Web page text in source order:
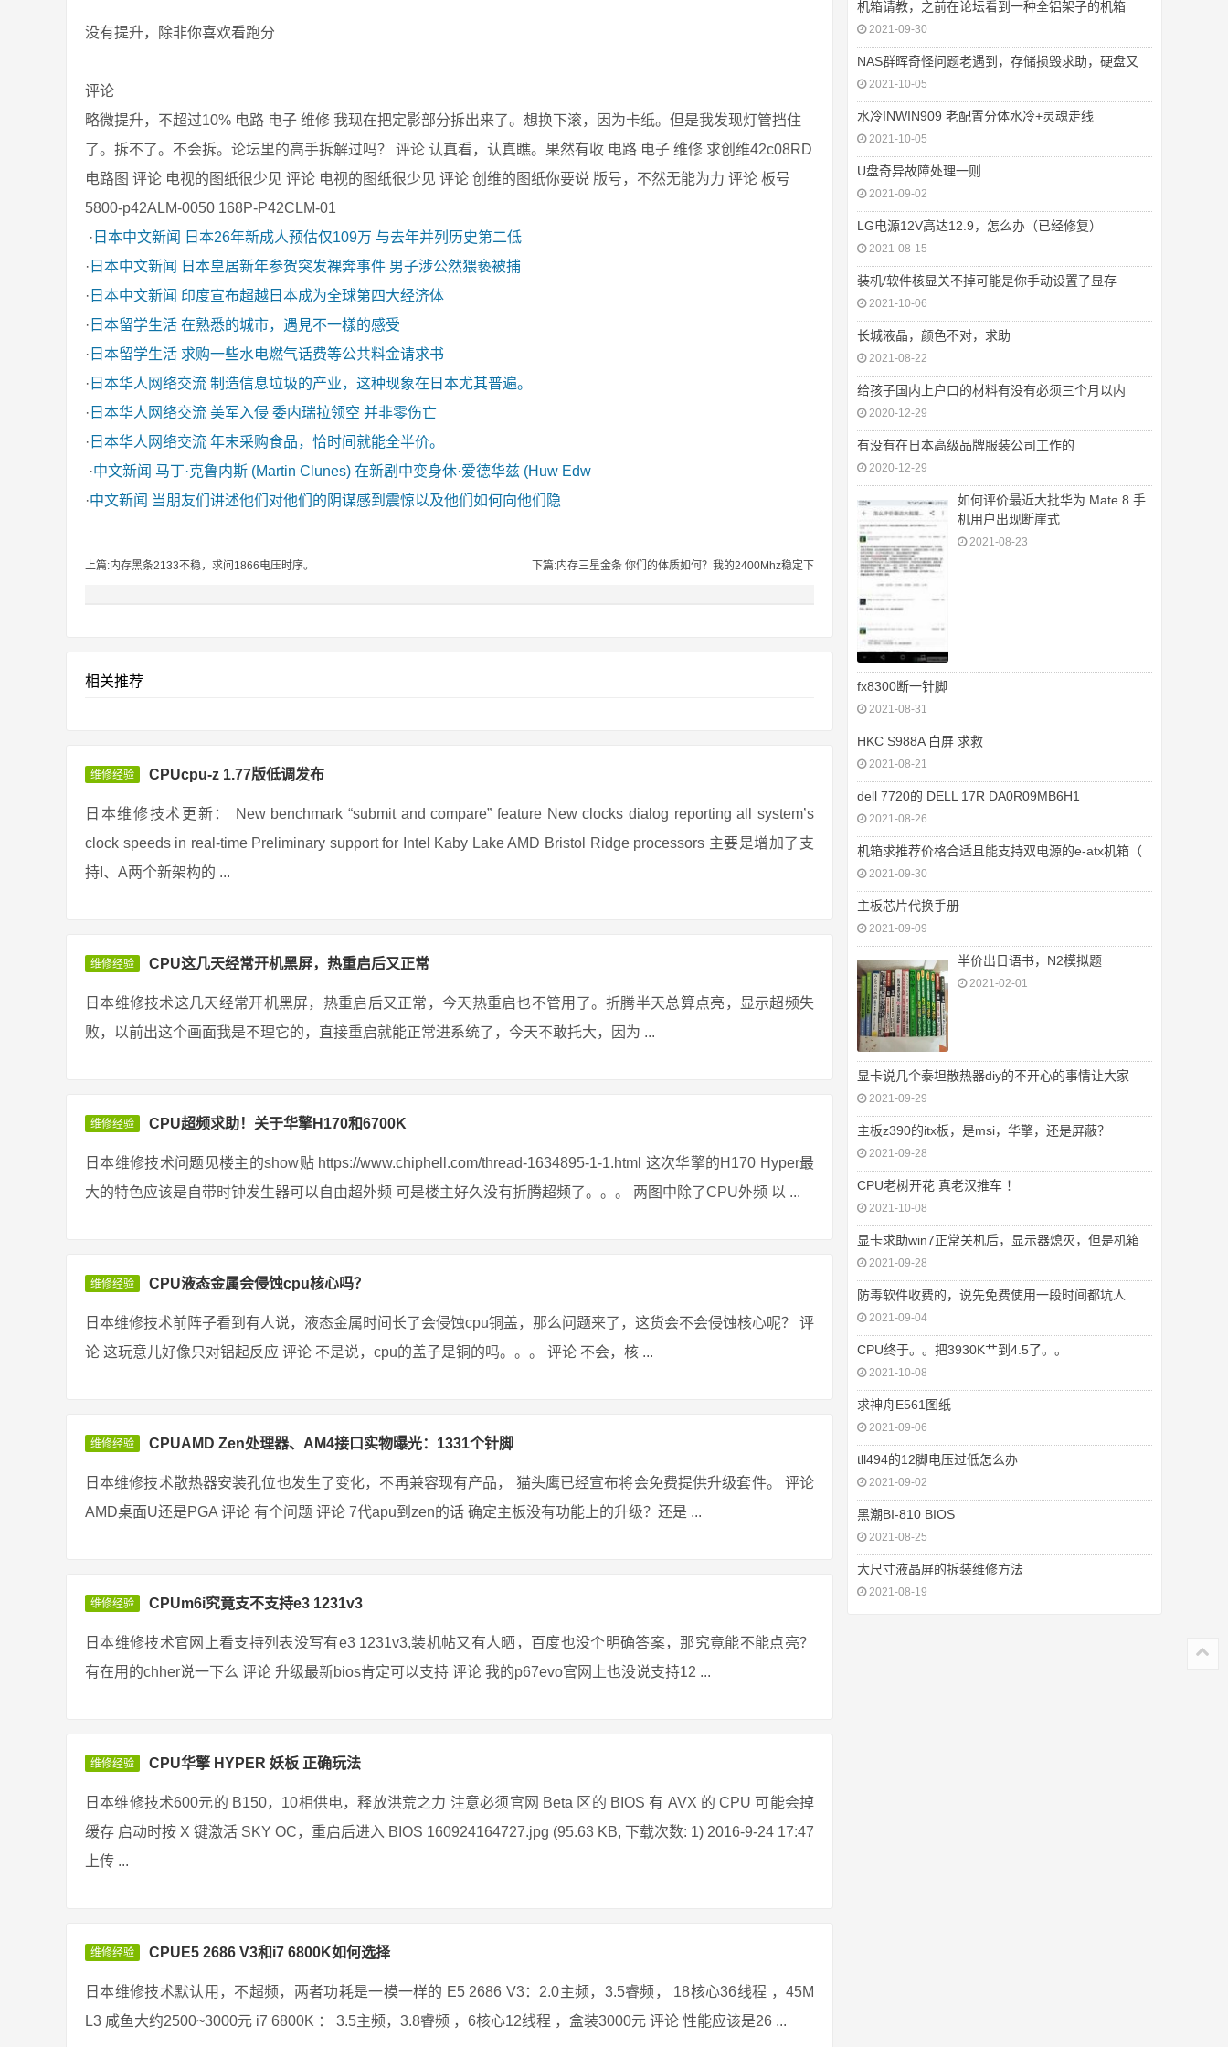
没有提升，除非你喜欢看跑分
评论
略微提升，不超过10% 电路 电子 维修 我现在把定影部分拆出来了。想换下滚，因为卡纸。但是我发现灯管挡住
了。拆不了。不会拆。论坛里的高手拆解过吗？ 评论 认真看，认真瞧。果然有收 电路 电子 维修 求创维42c08RD
电路图 评论 电视的图纸很少见 评论 电视的图纸很少见 评论 创维的图纸你要说 版号，不然无能为力 评论 板号
5800-p42ALM-0050 168P-P42CLM-01
· 日本中文新闻
日本26年新成人预估仅109万 与去年并列历史第二低
· 日本中文新闻
日本皇居新年参贺突发裸奔事件 男子涉公然猥亵被捕
· 日本中文新闻 印度宣布超越日本成为全球第四大经济体
· 日本留学生活 在熟悉的城市，遇見不一樣的感受
· 日本留学生活 求购一些水电燃气话费等公共料金请求书
· 日本华人网络交流 制造信息垃圾的产业，这种现象在日本尤其普遍。
· 日本华人网络交流 美军入侵 委内瑞拉领空 并非零伤亡
· 日本华人网络交流 年末采购食品，恰时间就能全半价。
·中文新闻 马丁·克鲁内斯 (Martin Clunes) 在新剧中变身休·爱德华兹 (Huw Edw
·中文新闻 当朋友们讲述他们对他们的阴谋感到震惊以及他们如何向他们隐
上篇:内存黑条2133不稳，求问1866电压时序。 下篇:内存三星金条 你们的体质如何？我的2400Mhz稳定下
相关推荐
维修经验 CPUcpu-z 1.77版低调发布
日本维修技术更新： New benchmark “submit and compare” feature New clocks dialog reporting all system’s
clock speeds in real-time Preliminary support for Intel Kaby Lake AMD Bristol Ridge processors 主要是增加了支
持I、A两个新架构的 ...
维修经验 CPU这几天经常开机黑屏，热重启后又正常
日本维修技术这几天经常开机黑屏，热重启后又正常，今天热重启也不管用了。折腾半天总算点亮，显示超频失
败，以前出这个画面我是不理它的，直接重启就能正常进系统了，今天不敢托大，因为 ...
维修经验 CPU超频求助！关于华擎H170和6700K
日本维修技术问题见楼主的show贴 https://www.chiphell.com/thread-1634895-1-1.html 这次华擎的H170 Hyper最
大的特色应该是自带时钟发生器可以自由超外频 可是楼主好久没有折腾超频了。。。 两图中除了CPU外频 以 ...
维修经验 CPU液态金属会侵蚀cpu核心吗？
日本维修技术前阵子看到有人说，液态金属时间长了会侵蚀cpu铜盖，那么问题来了，这货会不会侵蚀核心呢？ 评
论 这玩意儿好像只对铝起反应 评论 不是说，cpu的盖子是铜的吗。。。 评论 不会，核 ...
维修经验 CPUAMD Zen处理器、AM4接口实物曝光：1331个针脚
日本维修技术散热器安装孔位也发生了变化，不再兼容现有产品， 猫头鹰已经宣布将会免费提供升级套件。 评论
AMD桌面U还是PGA 评论 有个问题 评论 7代apu到zen的话 确定主板没有功能上的升级？还是 ...
维修经验 CPUm6i究竟支不支持e3 1231v3
日本维修技术官网上看支持列表没写有e3 1231v3,装机帖又有人晒，百度也没个明确答案，那究竟能不能点亮？
有在用的chher说一下么 评论 升级最新bios肯定可以支持 评论 我的p67evo官网上也没说支持12 ...
维修经验 CPU华擎 HYPER 妖板 正确玩法
日本维修技术600元的 B150，10相供电，释放洪荒之力 注意必须官网 Beta 区的 BIOS 有 AVX 的 CPU 可能会掉
缓存 启动时按 X 键激活 SKY OC，重启后进入 BIOS 160924164727.jpg (95.63 KB, 下载次数: 1) 2016-9-24 17:47
上传 ...
维修经验 CPUE5 2686 V3和i7 6800K如何选择
日本维修技术默认用，不超频，两者功耗是一模一样的 E5 2686 V3：2.0主频，3.5睿频， 18核心36线程 ，45M
L3 咸鱼大约2500~3000元 i7 6800K ： 3.5主频，3.8睿频 ，6核心12线程 ，盒装3000元 评论 性能应该是26 ...
机箱请教，之前在论坛看到一种全铝架子的机箱
2021-09-30
NAS群晖奇怪问题老遇到，存储损毁求助，硬盘又
2021-10-05
水冷INWIN909 老配置分体水冷+灵魂走线
2021-10-05
U盘奇异故障处理一则
2021-09-02
LG电源12V高达12.9，怎么办（已经修复）
2021-08-15
装机/软件核显关不掉可能是你手动设置了显存
2021-10-06
长城液晶，颜色不对，求助
2021-08-22
给孩子国内上户口的材料有没有必须三个月以内
2020-12-29
有没有在日本高级品牌服装公司工作的
2020-12-29
如何评价最近大批华为 Mate 8 手
机用户出现断崖式
2021-08-23
fx8300断一针脚
2021-08-31
HKC S988A 白屏 求救
2021-08-21
dell 7720的 DELL 17R DA0R09MB6H1
2021-08-26
机箱求推荐价格合适且能支持双电源的e-atx机箱（
2021-09-30
主板芯片代换手册
2021-09-09
半价出日语书，N2模拟题
2021-02-01
显卡说几个泰坦散热器diy的不开心的事情让大家
2021-09-29
主板z390的itx板，是msi，华擎，还是屏蔽？
2021-09-28
CPU老树开花 真老汉推车 ！
2021-10-08
显卡求助win7正常关机后，显示器熄灭，但是机箱
2021-09-28
防毒软件收费的，说先免费使用一段时间都坑人
2021-09-04
CPU终于。。把3930K艹到4.5了。。
2021-10-08
求神舟E561图纸
2021-09-06
tll494的12脚电压过低怎么办
2021-09-02
黑潮BI-810 BIOS
2021-08-25
大尺寸液晶屏的拆装维修方法
2021-08-19